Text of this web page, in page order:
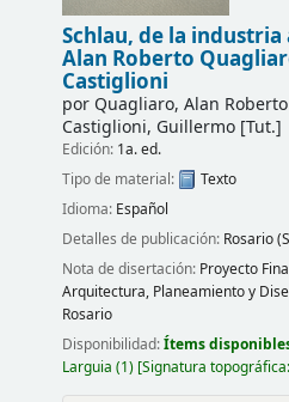
Schlau, de la
Alan Roberto
Castiglioni
por Quagliaro, Alan Roberto
Castiglioni, Guillermo[Tut.]
Edición: 1a. ed.
Tipo de material:
Texto
Idioma: Español
Detalles de publicación: Rosario
Nota de disertación: Proyecto
Arquitectura, Planeamiento y
Rosario
Disponibilidad:Ítems
Larguia (1) Signatura topográfica: